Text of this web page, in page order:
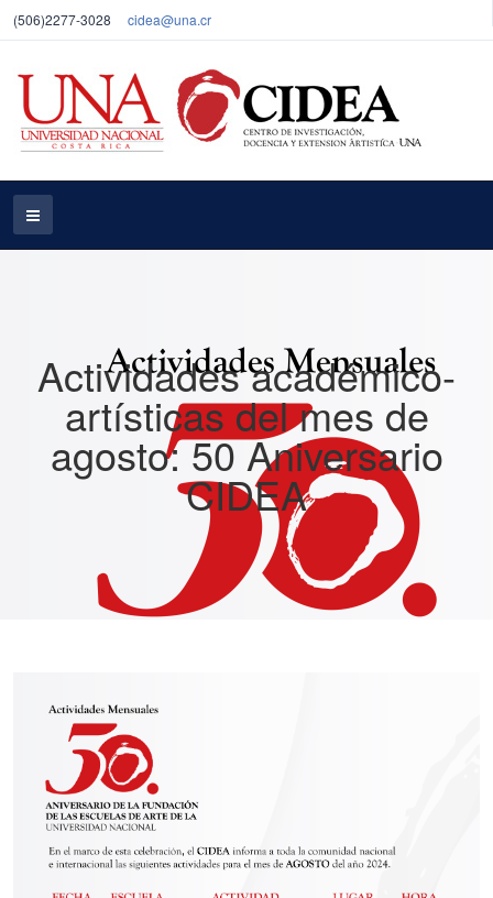
(506)2277-3028 cidea@una.cr
Actividades académico-
artísticas del mes de
agosto: 50 Aniversario
CIDEA